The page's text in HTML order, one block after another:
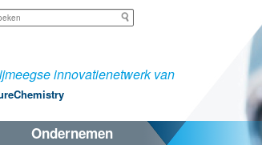
innovatienetwerk van
Ondernemen